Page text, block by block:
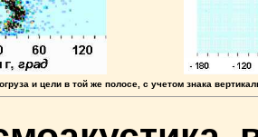
и цели в той же полосе, с учетом знака